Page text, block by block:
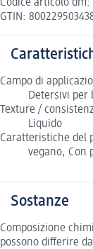
Codice articolo dm:
GTIN:
Campo di
Detersivi per
Texture /
Liquido
Caratteristiche del
vegano, Con
Sostanze
Composizione
possono differire